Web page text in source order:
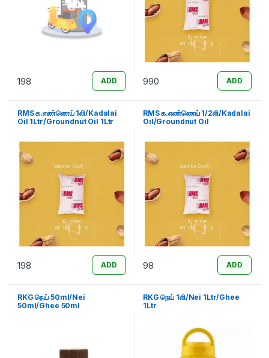
198 ADD 990 ADD
RMS க.எண்ணெய் 1லி/Kadalai
Oil 1Ltr/Groundnut Oil 1Ltr
198 ADD
RMS க.எண்ணெய் 1/2லி/Kadalai
Oil/Groundnut Oil
98 ADD
RKG நெய் 50ml/Nei
50ml/Ghee 50ml
RKG நெய் 1லி/Nei 1Ltr/Ghee
1Ltr